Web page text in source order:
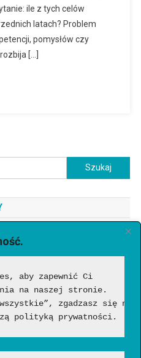
aby zapewnić Ci
na naszej stronie.
zgadzasz się
polityką prywatności.
ile z tych celów
latach? Problem
pomysłów czy
[…]
Szukaj:
Ranking najlepszych modeli
AI?
jak działa i czy warto?
wrażenia
Profesje, w których człowiek